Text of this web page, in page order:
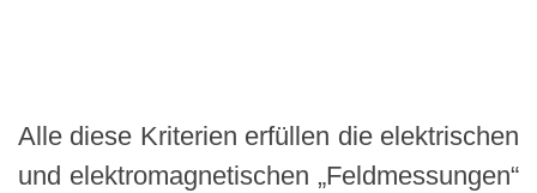
Alle diese Kriterien erfüllen die elektrischen
und elektromagnetischen „Feldmessungen“